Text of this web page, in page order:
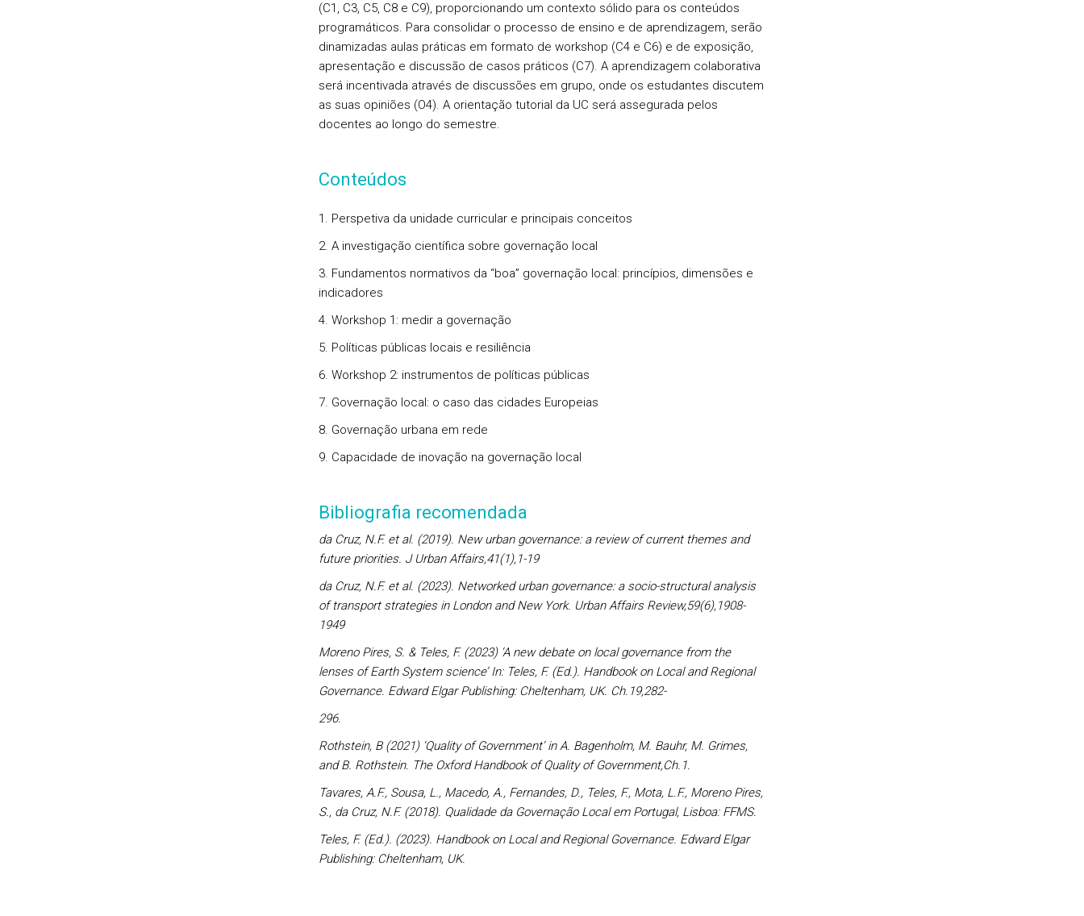
(C1, C3, C5, C8 e C9), proporcionando um contexto sólido para os conteúdos
programáticos. Para consolidar o processo de ensino e de aprendizagem, serão
dinamizadas aulas práticas em formato de workshop (C4 e C6) e de exposição,
apresentação e discussão de casos práticos (C7). A aprendizagem colaborativa
será incentivada através de discussões em grupo, onde os estudantes discutem
as suas opiniões (O4). A orientação tutorial da UC será assegurada pelos
docentes ao longo do semestre.
Conteúdos
1. Perspetiva da unidade curricular e principais conceitos
2. A investigação científica sobre governação local
3. Fundamentos normativos da “boa” governação local: princípios, dimensões e
indicadores
4. Workshop 1: medir a governação
5. Políticas públicas locais e resiliência
6. Workshop 2: instrumentos de políticas públicas
7. Governação local: o caso das cidades Europeias
8. Governação urbana em rede
9. Capacidade de inovação na governação local
Bibliografia recomendada
da Cruz, N.F. et al. (2019). New urban governance: a review of current themes and
future priorities. J Urban Affairs,41(1),1-19
da Cruz, N.F. et al. (2023). Networked urban governance: a socio-structural analysis
of transport strategies in London and New York. Urban Affairs Review,59(6),1908-
1949
Moreno Pires, S. & Teles, F. (2023) ‘A new debate on local governance from the
lenses of Earth System science’ In: Teles, F. (Ed.). Handbook on Local and Regional
Governance. Edward Elgar Publishing: Cheltenham, UK. Ch.19,282-
296.
Rothstein, B (2021) ‘Quality of Government’ in A. Bagenholm, M. Bauhr, M. Grimes,
and B. Rothstein. The Oxford Handbook of Quality of Government,Ch.1.
Tavares, A.F., Sousa, L., Macedo, A., Fernandes, D., Teles, F., Mota, L.F., Moreno Pires,
S., da Cruz, N.F. (2018). Qualidade da Governação Local em Portugal, Lisboa: FFMS.
Teles, F. (Ed.). (2023). Handbook on Local and Regional Governance. Edward Elgar
Publishing: Cheltenham, UK.